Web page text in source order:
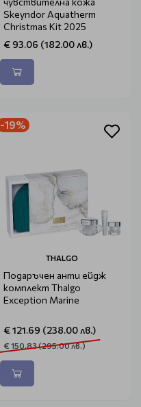
Skeyndor Aquatherm
Christmas Kit 2025
€ 93.06 (182.00 лв.)
-19%
THALGO
Подаръчен анти ейдж
комплект Thalgo
Exception Marine
€ 121.69 (238.00 лв.)
€ 150.83 (295.00 лв.)